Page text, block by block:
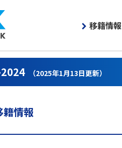
移籍情報
（2025年1月13日更新）
籍情報